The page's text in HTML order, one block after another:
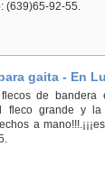
(639)65-92-55.
gaita - En
de bandera
fleco grande y la
a